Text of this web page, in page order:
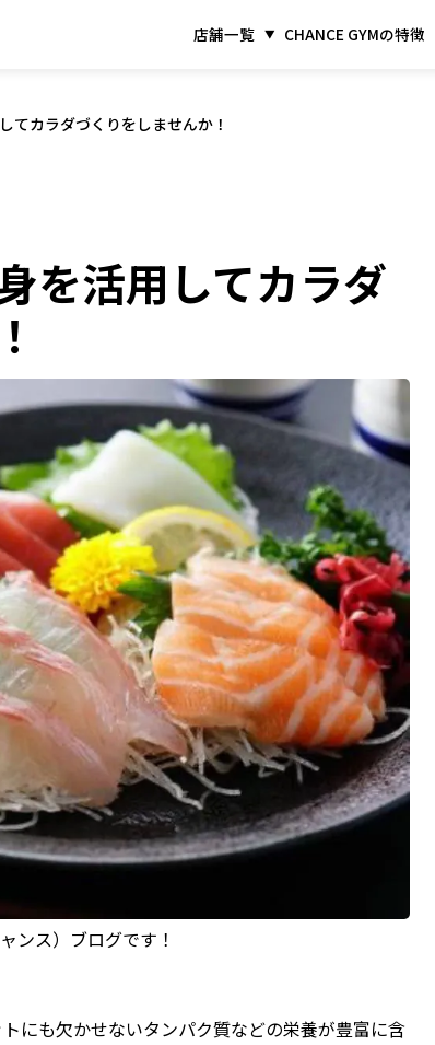
店舗一覧 CHANCE GYMの特徴
てカラダづくりをしませんか！
を活用してカラダ
ンス）ブログです！
にも欠かせないタンパク質などの栄養が豊富に含